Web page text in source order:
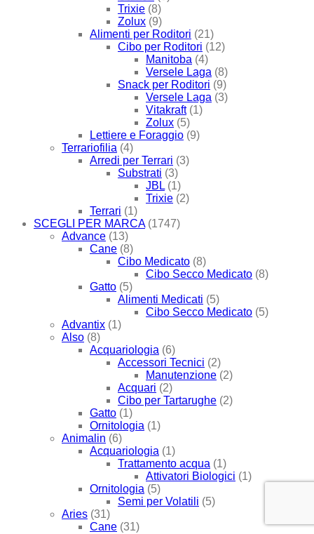
Trixie (8)
Zolux (9)
Alimenti per Roditori (21)
Cibo per Roditori (12)
Manitoba (4)
Versele Laga (8)
Snack per Roditori (9)
Versele Laga (3)
Vitakraft (1)
Zolux (5)
Lettiere e Foraggio (9)
Terrariofilia (4)
Arredi per Terrari (3)
Substrati (3)
JBL (1)
Trixie (2)
Terrari (1)
SCEGLI PER MARCA (1747)
Advance (13)
Cane (8)
Cibo Medicato (8)
Cibo Secco Medicato (8)
Gatto (5)
Alimenti Medicati (5)
Cibo Secco Medicato (5)
Advantix (1)
Also (8)
Acquariologia (6)
Accessori Tecnici (2)
Manutenzione (2)
Acquari (2)
Cibo per Tartarughe (2)
Gatto (1)
Ornitologia (1)
Animalin (6)
Acquariologia (1)
Trattamento acqua (1)
Attivatori Biologici (1)
Ornitologia (5)
Semi per Volatili (5)
Aries (31)
Cane (31)